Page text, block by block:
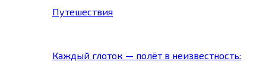
Путешествия
Каждый глоток — полёт в неизвестность: